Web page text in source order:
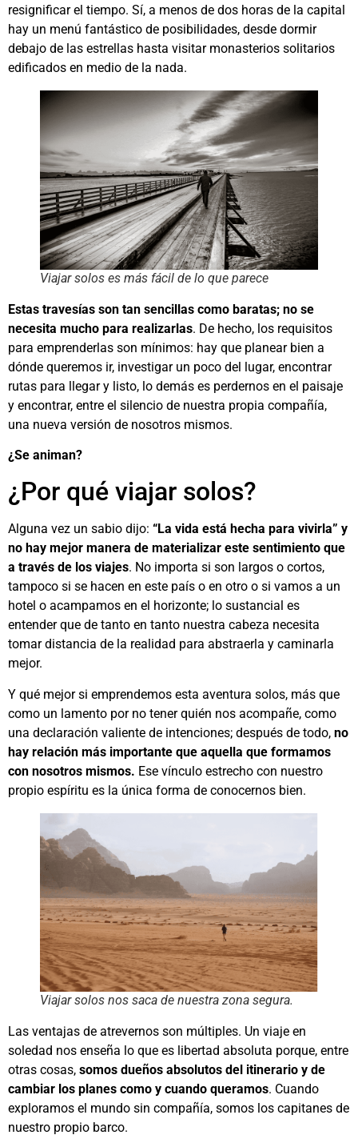
resignificar el tiempo. Sí, a menos de dos horas de la capital
hay un menú fantástico de posibilidades, desde dormir
debajo de las estrellas hasta visitar monasterios solitarios
edificados en medio de la nada.
Viajar solos es más fácil de lo que parece
Estas travesías son tan sencillas como baratas; no se
necesita mucho para realizarlas. De hecho, los requisitos
para emprenderlas son mínimos: hay que planear bien a
dónde queremos ir, investigar un poco del lugar, encontrar
rutas para llegar y listo, lo demás es perdernos en el paisaje
y encontrar, entre el silencio de nuestra propia compañía,
una nueva versión de nosotros mismos.
¿Se animan?
¿Por qué viajar solos?
Alguna vez un sabio dijo: “La vida está hecha para vivirla” y
no hay mejor manera de materializar este sentimiento que
a través de los viajes. No importa si son largos o cortos,
tampoco si se hacen en este país o en otro o si vamos a un
hotel o acampamos en el horizonte; lo sustancial es
entender que de tanto en tanto nuestra cabeza necesita
tomar distancia de la realidad para abstraerla y caminarla
mejor.
Y qué mejor si emprendemos esta aventura solos, más que
como un lamento por no tener quién nos acompañe, como
una declaración valiente de intenciones; después de todo, no
hay relación más importante que aquella que formamos
con nosotros mismos. Ese vínculo estrecho con nuestro
propio espíritu es la única forma de conocernos bien.
Viajar solos nos saca de nuestra zona segura.
Las ventajas de atrevernos son múltiples. Un viaje en
soledad nos enseña lo que es libertad absoluta porque, entre
otras cosas, somos dueños absolutos del itinerario y de
cambiar los planes como y cuando queramos. Cuando
exploramos el mundo sin compañía, somos los capitanes de
nuestro propio barco.